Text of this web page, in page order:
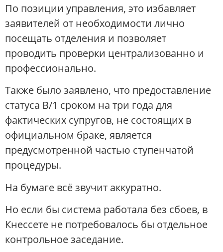
По позиции управления, это избавляет
заявителей от необходимости лично
посещать отделения и позволяет
проводить проверки централизованно и
профессионально.
Также было заявлено, что предоставление
статуса B/1 сроком на три года для
фактических супругов, не состоящих в
официальном браке, является
предусмотренной частью ступенчатой
процедуры.
На бумаге всё звучит аккуратно.
Но если бы система работала без сбоев, в
Кнессете не потребовалось бы отдельное
контрольное заседание.